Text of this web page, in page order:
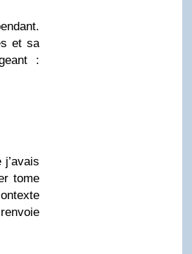
et sa
:
tome